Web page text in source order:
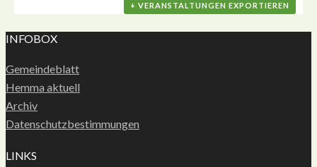
+ VERANSTALTUNGEN EXPORTIEREN
INFOBOX
Gemeindeblatt
Hemma aktuell
Archiv
Datenschutzbestimmungen
LINKS